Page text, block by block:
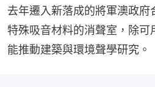
去年遷入新落成的將軍澳政府
特殊吸音材料的消聲室，除可
能推動建築與環境聲學研究。